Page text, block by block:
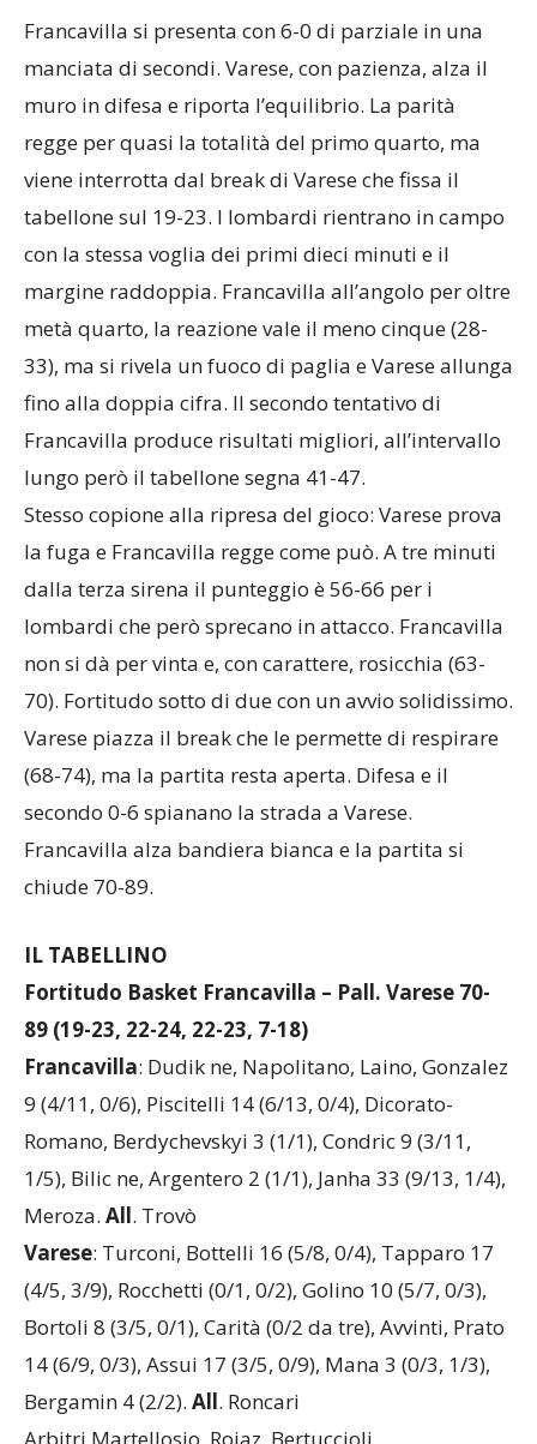
Francavilla si presenta con 6-0 di parziale in una
manciata di secondi. Varese, con pazienza, alza il
muro in difesa e riporta l’equilibrio. La parità
regge per quasi la totalità del primo quarto, ma
viene interrotta dal break di Varese che fissa il
tabellone sul 19-23. I lombardi rientrano in campo
con la stessa voglia dei primi dieci minuti e il
margine raddoppia. Francavilla all’angolo per oltre
metà quarto, la reazione vale il meno cinque (28-
33), ma si rivela un fuoco di paglia e Varese allunga
fino alla doppia cifra. Il secondo tentativo di
Francavilla produce risultati migliori, all’intervallo
lungo però il tabellone segna 41-47.
Stesso copione alla ripresa del gioco: Varese prova
la fuga e Francavilla regge come può. A tre minuti
dalla terza sirena il punteggio è 56-66 per i
lombardi che però sprecano in attacco. Francavilla
non si dà per vinta e, con carattere, rosicchia (63-
70). Fortitudo sotto di due con un avvio solidissimo.
Varese piazza il break che le permette di respirare
(68-74), ma la partita resta aperta. Difesa e il
secondo 0-6 spianano la strada a Varese.
Francavilla alza bandiera bianca e la partita si
chiude 70-89.
IL TABELLINO
Fortitudo Basket Francavilla – Pall. Varese 70-
89 (19-23, 22-24, 22-23, 7-18)
Francavilla: Dudik ne, Napolitano, Laino, Gonzalez
9 (4/11, 0/6), Piscitelli 14 (6/13, 0/4), Dicorato-
Romano, Berdychevskyi 3 (1/1), Condric 9 (3/11,
1/5), Bilic ne, Argentero 2 (1/1), Janha 33 (9/13, 1/4),
Meroza. All. Trovò
Varese: Turconi, Bottelli 16 (5/8, 0/4), Tapparo 17
(4/5, 3/9), Rocchetti (0/1, 0/2), Golino 10 (5/7, 0/3),
Bortoli 8 (3/5, 0/1), Carità (0/2 da tre), Avvinti, Prato
14 (6/9, 0/3), Assui 17 (3/5, 0/9), Mana 3 (0/3, 1/3),
Bergamin 4 (2/2). All. Roncari
Arbitri Martellosio, Roiaz, Bertuccioli